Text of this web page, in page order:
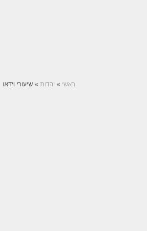
ראשי » יהדות » שיעורי וידאו